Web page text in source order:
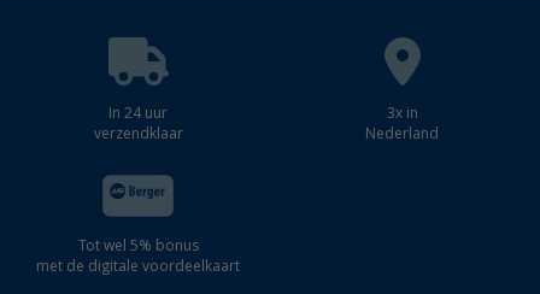
In 24 uur
verzendklaar
3x in
Nederland
Tot wel 5% bonus
met de digitale voordeelkaart